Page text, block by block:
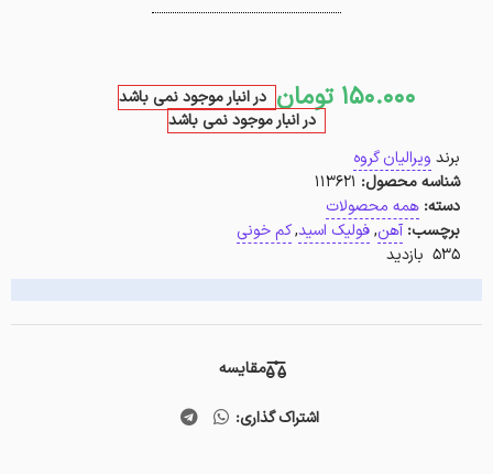
150.000 تومان در انبار موجود نمی باشد
در انبار موجود نمی باشد
برند ویرالیان گروه
شناسه محصول: 113621
دسته: همه محصولات
برچسب: آهن,فولیک اسید,کم خونی
535 بازدید
مقایسه
اشتراک گذاری: